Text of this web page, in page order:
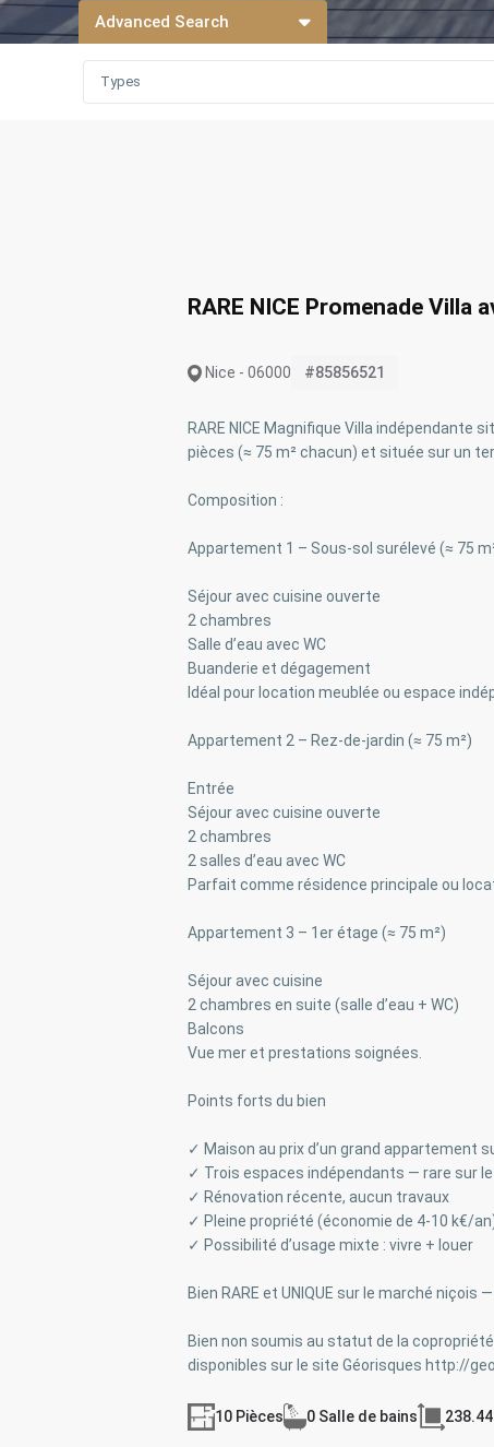
Advanced Search
Types
RARE NICE Promenade Villa
Nice - 06000 #85856521
RARE NICE Magnifique Villa indépendante
pièces (≈ 75 m² chacun) et située sur un
Composition :
Appartement 1 – Sous-sol surélevé (≈ 75
Séjour avec cuisine ouverte
2 chambres
Salle d’eau avec WC
Buanderie et dégagement
Idéal pour location meublée ou espace
Appartement 2 – Rez-de-jardin (≈ 75 m²)
Entrée
Séjour avec cuisine ouverte
2 chambres
2 salles d’eau avec WC
Parfait comme résidence principale ou
Appartement 3 – 1er étage (≈ 75 m²)
Séjour avec cuisine
2 chambres en suite (salle d’eau + WC)
Balcons
Vue mer et prestations soignées.
Points forts du bien
✓ Maison au prix d’un grand appartement
✓ Trois espaces indépendants — rare sur
✓ Rénovation récente, aucun travaux
✓ Pleine propriété (économie de 4-10 k€/
✓ Possibilité d’usage mixte : vivre + louer
Bien RARE et UNIQUE sur le marché
Bien non soumis au statut de la
disponibles sur le site Géorisques http://
10 Pièces 0 Salle de bains 238.44